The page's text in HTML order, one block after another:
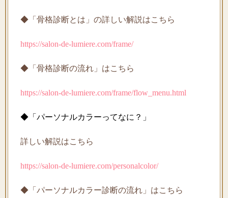
◆「骨格診断とは」の詳しい解説はこちら
https://salon-de-lumiere.com/frame/
◆「骨格診断の流れ」はこちら
https://salon-de-lumiere.com/frame/flow_menu.html
◆「パーソナルカラーってなに？」
詳しい解説はこちら
https://salon-de-lumiere.com/personalcolor/
◆「パーソナルカラー診断の流れ」はこちら